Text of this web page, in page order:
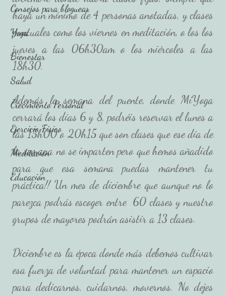
Consejos para bloguear
Yoga
Bienestar
Salud
Crecimiento Personal
Ejercicio Físico
Meditación
Educación
haya un mínimo de 4 personas anotadas, y clases
puntuales como los viernes en meditación, o los los
jueves a las 06h30am o los miércoles a las
18h30.
Además la semana del puente, donde MiYoga
cerrará los días 6 y 8, podréis reservar el lunes a
las 15h00 o 20h15 que son clases que ese día de
la semana no se imparten pero que hemos añadido
para que esa semana puedas mantener tu
práctica!! Un mes de diciembre que aunque no lo
parezca podrás escoger entre  60 clases y nuestro
grupos de mayores podrán asistir a 13 clases.
Diciembre es la época donde más debemos cultivar
esa fuerza de voluntad para mantener un espacio
para dedicarnos, cuidarnos, movernos. No dejes